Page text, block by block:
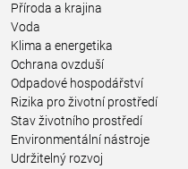
Příroda a krajina
Voda
Klima a energetika
Ochrana ovzduší
Odpadové hospodářství
Rizika pro životní prostředí
Stav životního prostředí
Environmentální nástroje
Udržitelný rozvoj